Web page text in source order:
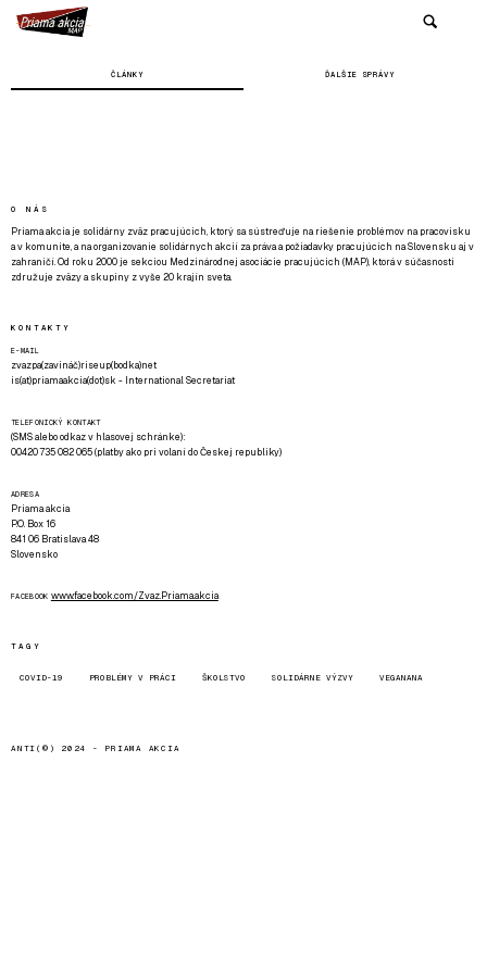
ČLÁNKY ĎALŠIE SPRÁVY
O NÁS
Priama akcia je solidárny zväz pracujúcich, ktorý sa sústreďuje na riešenie problémov na pracovisku
a v komunite, a na organizovanie solidárnych akcií za práva a požiadavky pracujúcich na Slovensku aj v
zahraničí. Od roku 2000 je sekciou Medzinárodnej asociácie pracujúcich (MAP), ktorá v súčasnosti
združuje zväzy a skupiny z vyše 20 krajín sveta.
KONTAKTY
E-MAIL
zvazpa(zavináč)riseup(bodka)net
is(at)priamaakcia(dot)sk - International Secretariat
TELEFONICKÝ KONTAKT
(SMS alebo odkaz v hlasovej schránke):
00420 735 082 065 (platby ako pri volaní do Českej republiky)
ADRESA
Priama akcia
P.O. Box 16
841 06 Bratislava 48
Slovensko
FACEBOOK www.facebook.com/Zvaz.Priama.akcia
TAGY
COVID-19 PROBLÉMY V PRÁCI ŠKOLSTVO SOLIDÁRNE VÝZVY VEGANANA
ANTI(©) 2024 - PRIAMA AKCIA